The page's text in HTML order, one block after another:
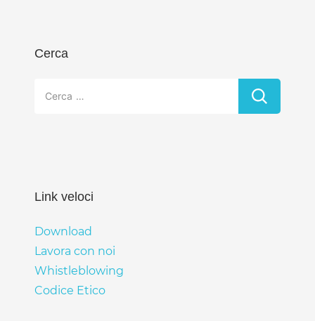
Cerca
Link veloci
Download
Lavora con noi
Whistleblowing
Codice Etico